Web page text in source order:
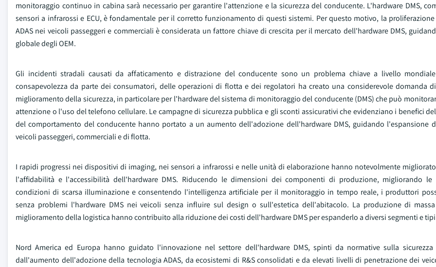
monitoraggio continuo in cabina sarà necessario per garantire l'attenzione e la sicurezza del conducente. L'hardware DMS,
sensori a infrarossi e ECU, è fondamentale per il corretto funzionamento di questi sistemi. Per questo motivo, la
ADAS nei veicoli passeggeri e commerciali è considerata un fattore chiave di crescita per il mercato dell'hardware DMS,
globale degli OEM.
Gli incidenti stradali causati da affaticamento e distrazione del conducente sono un problema chiave a livello
consapevolezza da parte dei consumatori, delle operazioni di flotta e dei regolatori ha creato una considerevole domanda
miglioramento della sicurezza, in particolare per l'hardware del sistema di monitoraggio del conducente (DMS) che può
attenzione o l'uso del telefono cellulare. Le campagne di sicurezza pubblica e gli sconti assicurativi che evidenziano i benefici
del comportamento del conducente hanno portato a un aumento dell'adozione dell'hardware DMS, guidando l'espansione
veicoli passeggeri, commerciali e di flotta.
I rapidi progressi nei dispositivi di imaging, nei sensori a infrarossi e nelle unità di elaborazione hanno notevolmente
l'affidabilità e l'accessibilità dell'hardware DMS. Riducendo le dimensioni dei componenti di produzione, migliorando le
condizioni di scarsa illuminazione e consentendo l'intelligenza artificiale per il monitoraggio in tempo reale, i produttori
senza problemi l'hardware DMS nei veicoli senza influire sul design o sull'estetica dell'abitacolo. La produzione di
miglioramento della logistica hanno contribuito alla riduzione dei costi dell'hardware DMS per espanderlo a diversi segmenti e
Nord America ed Europa hanno guidato l'innovazione nel settore dell'hardware DMS, spinti da normative sulla sicurezza
dall'aumento dell'adozione della tecnologia ADAS, da ecosistemi di R&S consolidati e da elevati livelli di penetrazione dei